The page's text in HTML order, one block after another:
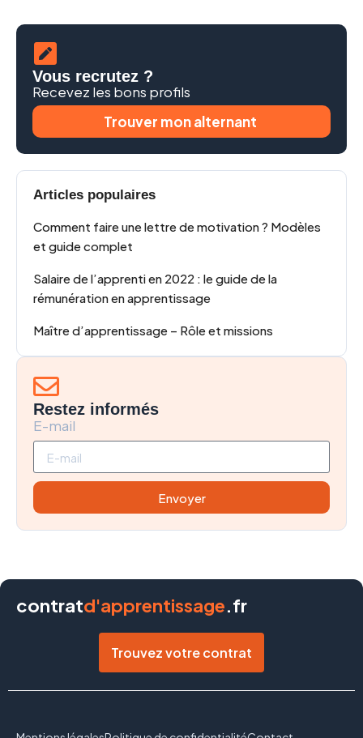
Vous recrutez ?
Recevez les bons profils
Trouver mon alternant
Articles populaires
Comment faire une lettre de motivation ? Modèles
et guide complet
Salaire de l’apprenti en 2022 : le guide de la
rémunération en apprentissage
Maître d’apprentissage – Rôle et missions
Restez informés
E-mail
Envoyer
contratd'apprentissage.fr
Trouvez votre contrat